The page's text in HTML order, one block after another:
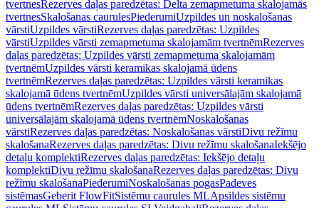
tvertnesRezerves daļas paredzētas: Delta zemapmetuma skalojamās
tvertnesSkalošanas caurulesPiederumiUzpildes un noskalošanas
vārstiUzpildes vārstiRezerves daļas paredzētas: Uzpildes
vārstiUzpildes vārsti zemapmetuma skalojamām tvertnēmRezerves
daļas paredzētas: Uzpildes vārsti zemapmetuma skalojamām
tvertnēmUzpildes vārsti keramikas skalojamā ūdens
tvertnēmRezerves daļas paredzētas: Uzpildes vārsti keramikas
skalojamā ūdens tvertnēmUzpildes vārsti universālajām skalojamā
ūdens tvertnēmRezerves daļas paredzētas: Uzpildes vārsti
universālajām skalojamā ūdens tvertnēmNoskalošanas
vārstiRezerves daļas paredzētas: Noskalošanas vārstiDivu režīmu
skalošanaRezerves daļas paredzētas: Divu režīmu skalošanaIekšējo
detaļu komplektiRezerves daļas paredzētas: Iekšējo detaļu
komplektiDivu režīmu skalošanaRezerves daļas paredzētas: Divu
režīmu skalošanaPiederumiNoskalošanas pogasPadeves
sistēmasGeberit FlowFitSistēmu caurules MLApsildes sistēmu